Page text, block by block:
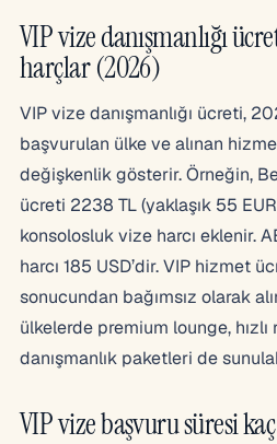
VIP vize danışmanlığı
harçlar (2026)
VIP vize danışmanlığı ücreti,
başvurulan ülke ve alınan
değişkenlik gösterir. Örneğin,
ücreti 2238 TL (yaklaşık 55
konsolosluk vize harcı eklenir.
harcı 185 USD’dir. VIP hizmet
sonucundan bağımsız olarak
ülkelerde premium lounge,
danışmanlık paketleri de
VIP vize başvuru süresi